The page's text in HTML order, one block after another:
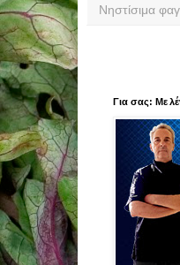
Νηστίσιμα
Για σας: Με